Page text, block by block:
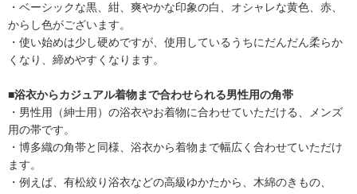
・ベーシックな黒、紺、爽やかな印象の白、オシャレな黄色、赤、
からし色がございます。
・使い始めは少し硬めですが、使用しているうちにだんだん柔らか
くなり、締めやすくなります。
■浴衣からカジュアル着物まで合わせられる男性用の角帯
・男性用（紳士用）の浴衣やお着物に合わせていただける、メンズ
用の帯です。
・博多織の角帯と同様、浴衣から着物まで幅広く合わせていただけ
ます。
・例えば、有松絞り浴衣などの高級ゆかたから、木綿のきもの、